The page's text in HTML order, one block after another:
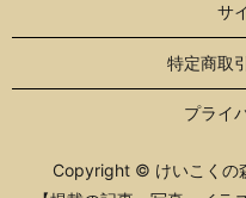
サ
特定商取
プライ
Copyright © けいこくの